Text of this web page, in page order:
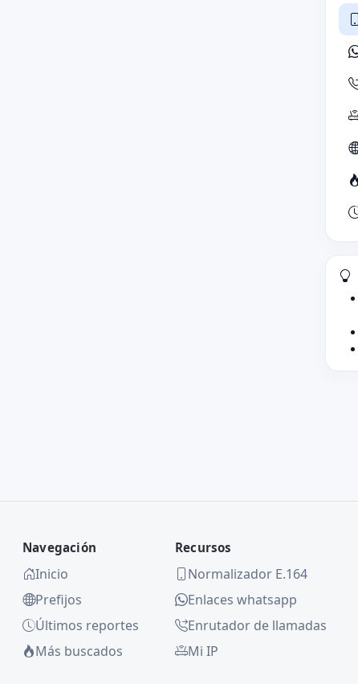
Navegación
Inicio
Prefijos
Últimos reportes
Más buscados
Recursos
Normalizador E.164
Enlaces whatsapp
Enrutador de llamadas
Mi IP